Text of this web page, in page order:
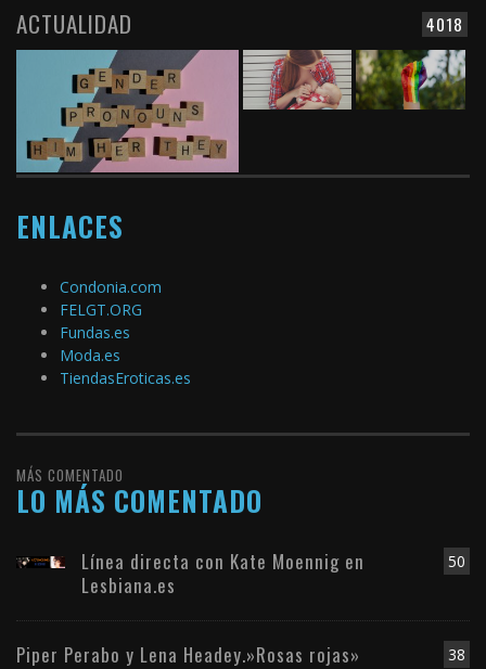
4018
ACTUALIDAD
ENLACES
Condonia.com
FELGT.ORG
Fundas.es
Moda.es
TiendasEroticas.es
MÁS COMENTADO
LO MÁS COMENTADO
50
Línea directa con Kate Moennig en
Lesbiana.es
38
Piper Perabo y Lena Headey.»Rosas rojas»